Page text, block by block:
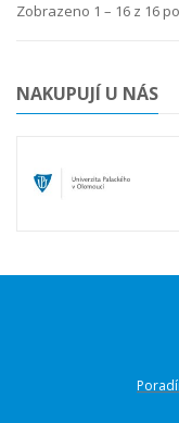
Zobrazeno 1 – 16 z 16
NAKUPUJÍ U NÁS